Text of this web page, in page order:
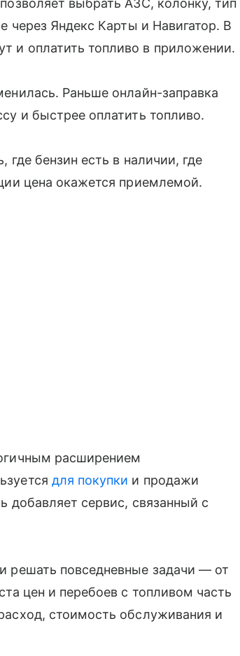
выбрать АЗС, колонку, тип
через Яндекс Карты и Навигатор. В
и оплатить топливо в приложении.
Раньше онлайн-заправка
и быстрее оплатить топливо.
бензин есть в наличии, где
цена окажется приемлемой.
расширением
для покупки и продажи
добавляет сервис, связанный с
решать повседневные задачи — от
цен и перебоев с топливом часть
стоимость обслуживания и